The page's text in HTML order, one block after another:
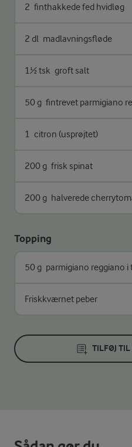
2 finthakkede fed hvidløg
2 dl madlavningsfløde
1½ tsk groft salt
50 g fintrevet parmigiano
1 citron (usprøjtet)
200 g frisk spinat
200 g halverede
Topping
50 g parmigiano reggiano i
Friskkværnet peber
TILFØJ